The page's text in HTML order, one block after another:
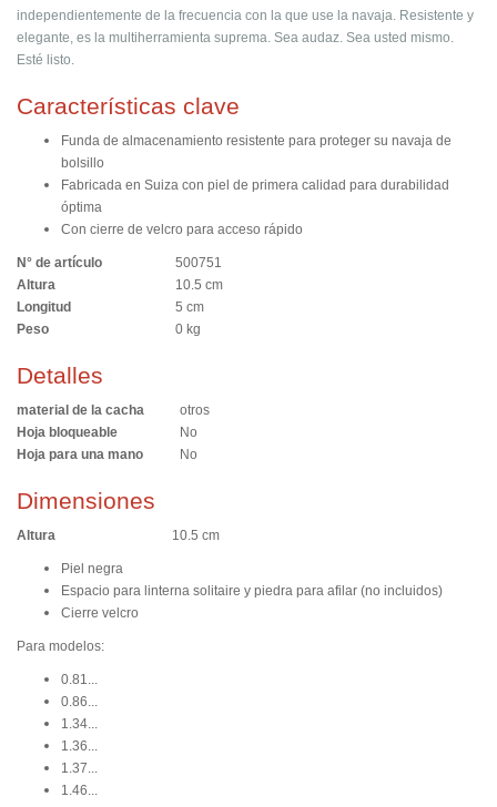
independientemente de la frecuencia con la que use la navaja. Resistente y
elegante, es la multiherramienta suprema. Sea audaz. Sea usted mismo.
Esté listo.
Características clave
Funda de almacenamiento resistente para proteger su navaja de
bolsillo
Fabricada en Suiza con piel de primera calidad para durabilidad
óptima
Con cierre de velcro para acceso rápido
N° de artículo 500751
Altura
10.5 cm
Longitud
5 cm
Peso
0 kg
Detalles
material de la cacha
otros
Hoja bloqueable
No
Hoja para una mano
No
Dimensiones
Altura 10.5 cm
Piel negra
Espacio para linterna solitaire y piedra para afilar (no incluidos)
Cierre velcro
Para modelos:
0.81...
0.86...
1.34...
1.36...
1.37...
1.46...